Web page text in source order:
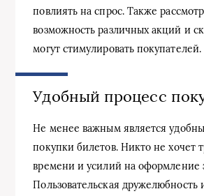
повлиять на спрос. Также
возможность различных акций и
могут стимулировать покупателей.
Удобный процесс
Не менее важным является
покупки билетов. Никто не хочет
времени и усилий на оформление
Пользовательская дружелюбность